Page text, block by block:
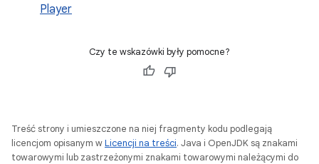
Player
Czy te wskazówki były pomocne?
Treść strony i umieszczone na niej fragmenty kodu podlegają
licencjom opisanym wLicencji na treści. Java i OpenJDK są znakami
towarowymi lub zastrzeżonymi znakami towarowymi należącymi do